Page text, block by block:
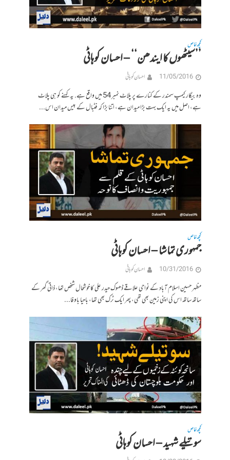
کچھ خاص
’’سیٹھوں کا ایندھن‘‘ – احسان کوہاٹی
11/05/2016 احسان کوہاٹی
وہ بیگار کیمپ سمندر کے کنارے پر پلاٹ نمبر 54 میں واقع ہے. یہ کہنے کو ہی پلاٹ
ہے، اصل میں یہ ایک بہت بڑا میدان ہے، اتنا بڑا کہ فٹبال کے بیس میدان اس...
کچھ خاص
جمہوری تماشا – احسان کوہاٹی
10/31/2016 احسان کوہاٹی
مظہر حسین اسلام آباد کے نواحی علاقے ڈھوک حیدر علی کا خوشحال شخص تھا، ذاتی گھر کے
ساتھ ساتھ اس کی اپنی زمین بھی تھی، پھر ایک ٹرک بھی تھا، باحیا باوفا...
کچھ خاص
سوتیلے شہید – احسان کوہاٹی